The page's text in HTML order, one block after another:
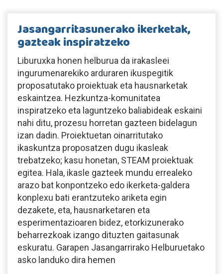
Jasangarritasunerako ikerketak,
gazteak inspiratzeko
Liburuxka honen helburua da irakasleei
ingurumenarekiko arduraren ikuspegitik
proposatutako proiektuak eta hausnarketak
eskaintzea. Hezkuntza-komunitatea
inspiratzeko eta laguntzeko baliabideak eskaini
nahi ditu, prozesu horretan gazteen bidelagun
izan dadin. Proiektuetan oinarritutako
ikaskuntza proposatzen dugu ikasleak
trebatzeko; kasu honetan, STEAM proiektuak
egitea. Hala, ikasle gazteek mundu errealeko
arazo bat konpontzeko edo ikerketa-galdera
konplexu bati erantzuteko ariketa egin
dezakete, eta, hausnarketaren eta
esperimentazioaren bidez, etorkizunerako
beharrezkoak izango dituzten gaitasunak
eskuratu. Garapen Jasangarrirako Helburuetako
asko landuko dira hemen